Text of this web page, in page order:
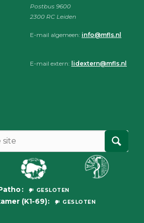
Postbus 9600
2300 RC Leiden
E-mail algemeen: info@mfls.nl
E-mail extern: lidextern@mfls.nl
GESLOTEN
(K1-69) GESLOTEN